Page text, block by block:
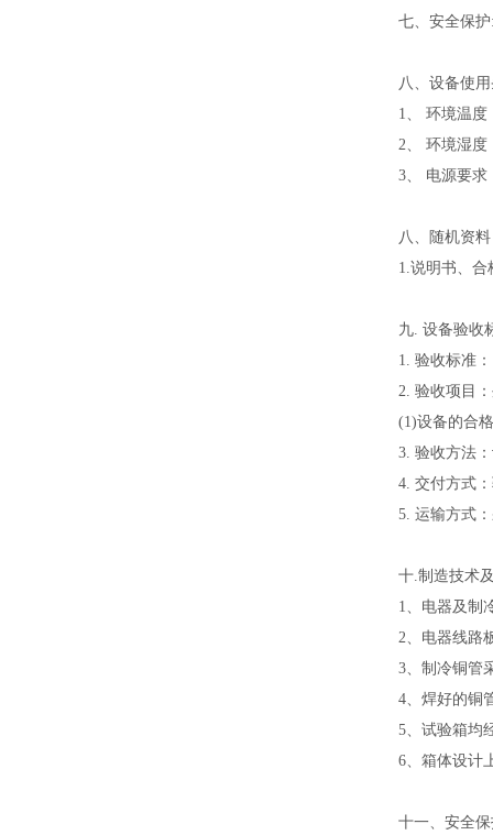
七、安全保
八、设备使
1、 环境温
2、 环境湿度
3、 电源要求
八、随机资
1.说明书、
九. 设备验收
1. 验收标准
2. 验收项目
(1)设备的合
3. 验收方法
4. 交付方式
5. 运输方式
十.制造技术
1、电器及制
2、电器线路
3、制冷铜管
4、焊好的铜
5、试验箱均
6、箱体设计
十一、安全